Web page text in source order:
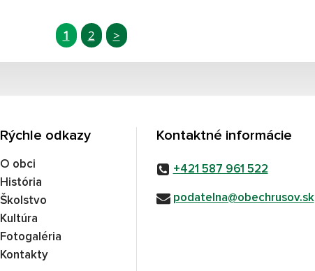
1 2 >
Rýchle odkazy
O obci
História
Školstvo
Kultúra
Fotogaléria
Kontakty
Kontaktné informácie
+421 587 961 522
podatelna@obechrusov.sk